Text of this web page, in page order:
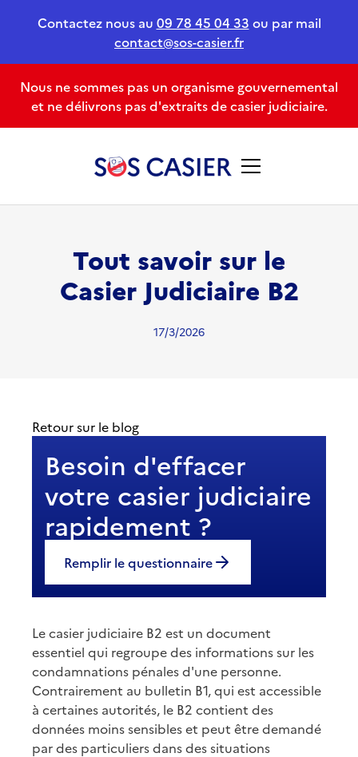
Contactez nous au 09 78 45 04 33 ou par mail
contact@sos-casier.fr
Nous ne sommes pas un organisme gouvernemental
et ne délivrons pas d'extraits de casier judiciaire.
Tout savoir sur le
Casier Judiciaire B2
17/3/2026
Retour sur le blog
Besoin d'effacer
votre casier judiciaire
rapidement ?
Remplir le questionnaire
Le casier judiciaire B2 est un document
essentiel qui regroupe des informations sur les
condamnations pénales d'une personne.
Contrairement au bulletin B1, qui est accessible
à certaines autorités, le B2 contient des
données moins sensibles et peut être demandé
par des particuliers dans des situations